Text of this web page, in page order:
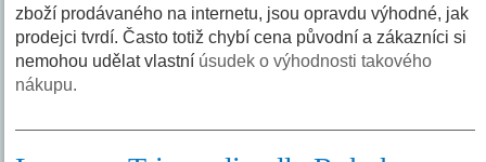
zboží prodávaného na internetu, jsou opravdu výhodné, jak
prodejci tvrdí. Často totiž chybí cena původní a zákazníci si
nemohou udělat vlastní úsudek o výhodnosti takového
nákupu.